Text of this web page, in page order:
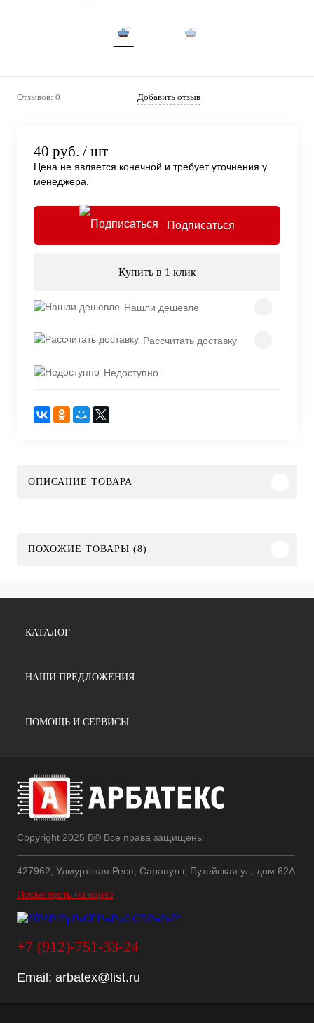
Отзывов: 0 Добавить отзыв
40 руб. / шт
Цена не является конечной и требует уточнения у
менеджера.
Подписаться
Купить в 1 клик
Нашли дешевле
Рассчитать доставку
Недоступно
ОПИСАНИЕ ТОВАРА
ПОХОЖИЕ ТОВАРЫ (8)
КАТАЛОГ
НАШИ ПРЕДЛОЖЕНИЯ
ПОМОЩЬ И СЕРВИСЫ
Copyright 2025 В© Все права защищены
427962, Удмуртская Респ, Сарапул г, Путейская ул, дом 62А
Посмотреть на карте
+7 (912)-751-33-24
Email: arbatex@list.ru